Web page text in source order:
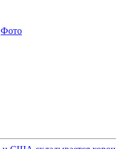
Фото